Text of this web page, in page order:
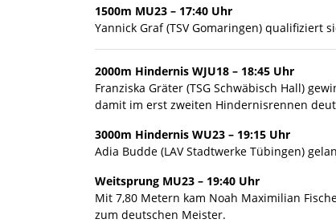
1500m MU23 – 17:40 Uhr
Yannick Graf (TSV Gomaringen) qualifiziert
2000m Hindernis WJU18 – 18:45 Uhr
Franziska Gräter (TSG Schwäbisch Hall)
damit im erst zweiten Hindernisrennen
3000m Hindernis WU23 – 19:15 Uhr
Adia Budde (LAV Stadtwerke Tübingen)
Weitsprung MU23 – 19:40 Uhr
Mit 7,80 Metern kam Noah Maximilian
zum deutschen Meister.